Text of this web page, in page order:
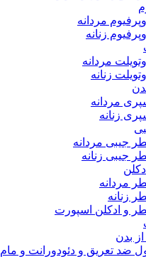
مردانه
زنانه
مردانه
زنانه
مردانه
زنانه
جیبی مردانه
جیبی زنانه
مردانه
زنانه
و ادکلن اسپورت
بدن
ضد تعریق و دئودورانت و مام